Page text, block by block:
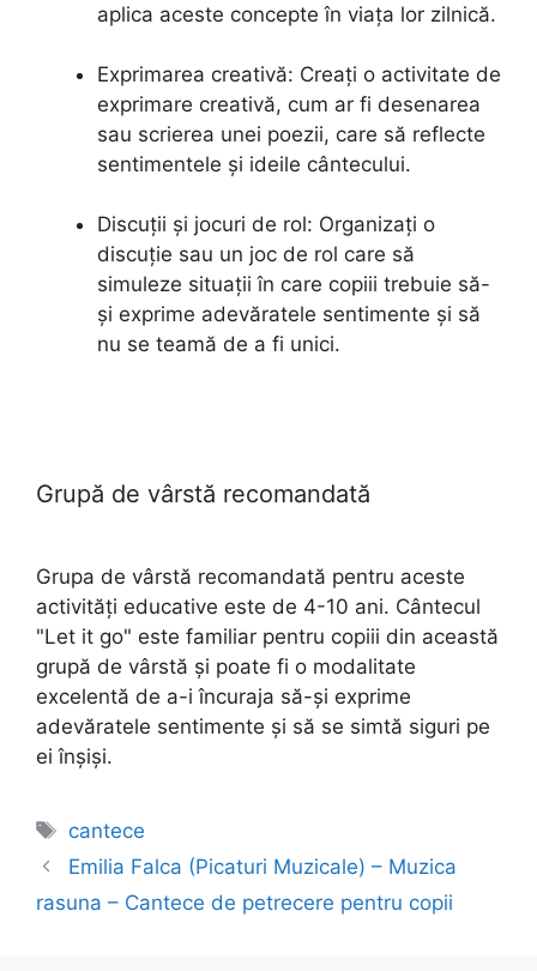
aplica aceste concepte în viața lor zilnică.
Exprimarea creativă: Creați o activitate de
exprimare creativă, cum ar fi desenarea
sau scrierea unei poezii, care să reflecte
sentimentele și ideile cântecului.
Discuții și jocuri de rol: Organizați o
discuție sau un joc de rol care să
simuleze situații în care copiii trebuie să-
și exprime adevăratele sentimente și să
nu se teamă de a fi unici.
Grupă de vârstă recomandată
Grupa de vârstă recomandată pentru aceste
activități educative este de 4-10 ani. Cântecul
"Let it go" este familiar pentru copiii din această
grupă de vârstă și poate fi o modalitate
excelentă de a-i încuraja să-și exprime
adevăratele sentimente și să se simtă siguri pe
ei înșiși.
Etichete
cantece
Emilia Falca (Picaturi Muzicale) – Muzica
rasuna – Cantece de petrecere pentru copii